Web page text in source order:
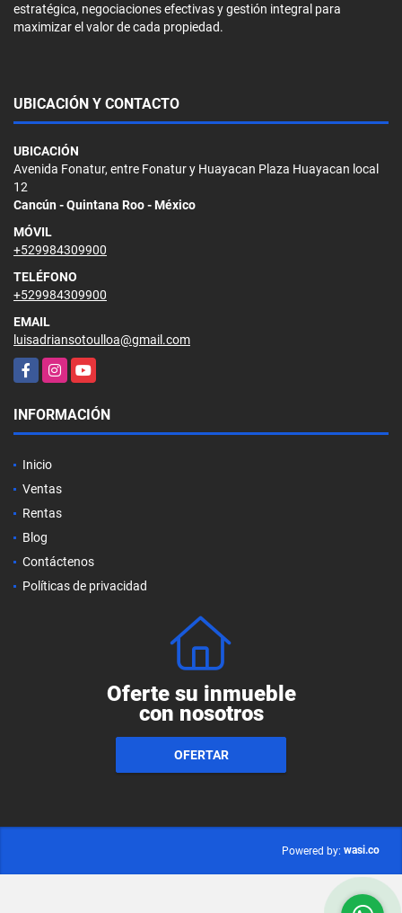
estratégica, negociaciones efectivas y gestión integral para
maximizar el valor de cada propiedad.
UBICACIÓN Y CONTACTO
UBICACIÓN
Avenida Fonatur, entre Fonatur y Huayacan Plaza Huayacan local
12
Cancún - Quintana Roo - México
MÓVIL
+529984309900
TELÉFONO
+529984309900
EMAIL
luisadriansotoulloa@gmail.com
FacebookInstagramYouTube
INFORMACIÓN
Inicio
Ventas
Rentas
Blog
Contáctenos
Políticas de privacidad
Oferte su inmueble
con nosotros
OFERTAR
Powered by: wasi.co